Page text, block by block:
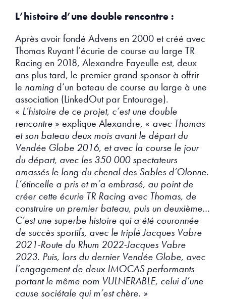
L’histoire d’une double rencontre :
Après avoir fondé Advens en 2000 et créé avec
Thomas Ruyant l’écurie de course au large TR
Racing en 2018, Alexandre Fayeulle est, deux
ans plus tard, le premier grand sponsor à offrir
le namingd’un bateau de course au large à une
association (LinkedOut par Entourage).
« L’histoire de ce projet, c’est une double
rencontre » explique Alexandre, « avec Thomas
et son bateau deux mois avant le départ du
Vendée Globe 2016, et avec la course le jour
du départ, avec les 350 000 spectateurs
amassés le long du chenal des Sables d’Olonne.
L’étincelle a pris et m’a embrasé, au point de
créer cette écurie TR Racing avec Thomas, de
construire un premier bateau, puis un deuxième…
C’est une superbe histoire qui a été couronnée
de succès sportifs, avec le triplé Jacques Vabre
2021-Route du Rhum 2022-Jacques Vabre
2023. Puis, lors du dernier Vendée Globe, avec
l’engagement de deux IMOCAS performants
portant le même nom VULNERABLE, celui d’une
cause sociétale qui m’est chère. »